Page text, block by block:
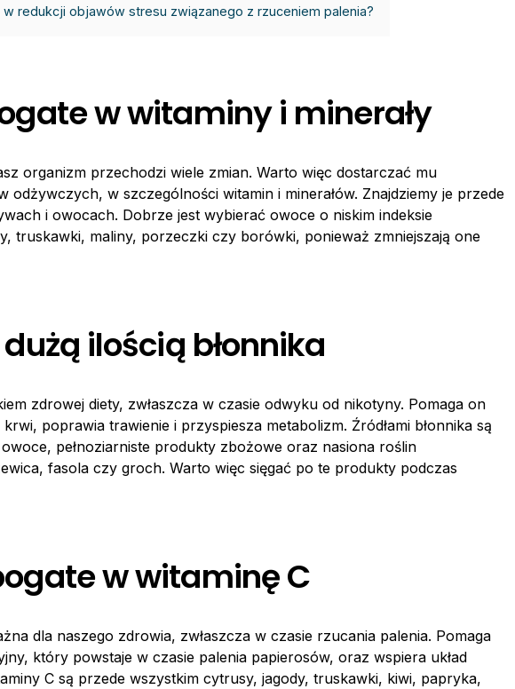
redukcji objawów stresu związanego z rzuceniem palenia?
w witaminy i minerały
organizm przechodzi wiele zmian. Warto więc dostarczać mu
odżywczych, w szczególności witamin i minerałów. Znajdziemy je przede
i owocach. Dobrze jest wybierać owoce o niskim indeksie
truskawki, maliny, porzeczki czy borówki, ponieważ zmniejszają one
ilością błonnika
zdrowej diety, zwłaszcza w czasie odwyku od nikotyny. Pomaga on
poprawia trawienie i przyspiesza metabolizm. Źródłami błonnika są
pełnoziarniste produkty zbożowe oraz nasiona roślin
fasola czy groch. Warto więc sięgać po te produkty podczas
w witaminę C
dla naszego zdrowia, zwłaszcza w czasie rzucania palenia. Pomaga
który powstaje w czasie palenia papierosów, oraz wspiera układ
C są przede wszystkim cytrusy, jagody, truskawki, kiwi, papryka,